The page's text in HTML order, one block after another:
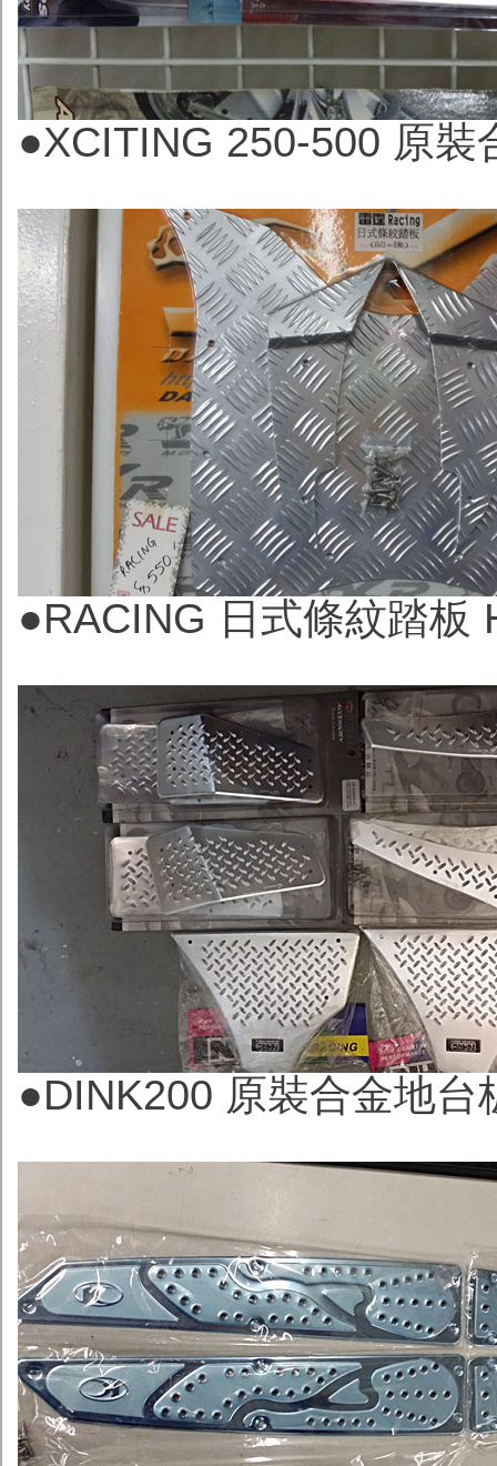
●XCITING 250-500 原裝
●RACING 日式條紋踏板
●DINK200 原裝合金地台